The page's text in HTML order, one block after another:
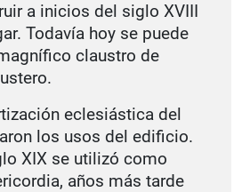
a inicios del siglo XVIII
Todavía hoy se puede
claustro de
eclesiástica del
los usos del edificio.
XIX se utilizó como
años más tarde